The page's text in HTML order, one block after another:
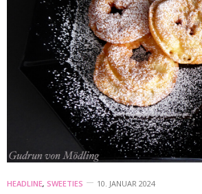
HEADLINE, SWEETIES 10. JANUAR 2024